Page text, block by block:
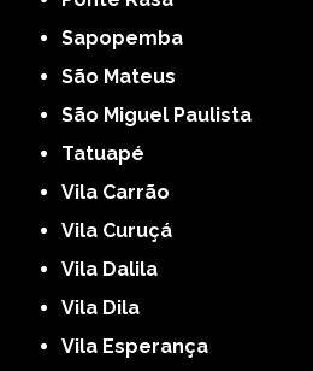
Sapopemba
São Mateus
São Miguel Paulista
Tatuapé
Vila Carrão
Vila Curuçá
Vila Dalila
Vila Dila
Vila Esperança